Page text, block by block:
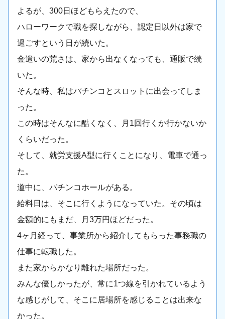
よるが、300日ほどもらえたので、
ハローワークで職を探しながら、認定日以外は家で
過ごすという日が続いた。
金遣いの荒さは、家から出なくなっても、通販で続
いた。
そんな時、私はパチンコとスロットに出会ってしま
った。
この時はそんなに酷くなく、月1回行くか行かないか
くらいだった。
そして、就労支援A型に行くことになり、電車で通っ
た。
道中に、パチンコホールがある。
給料日は、そこに行くようになっていた。その頃は
金額的にもまだ、月3万円ほどだった。
4ヶ月経って、事業所から紹介してもらった事務職の
仕事に転職した。
また家からかなり離れた場所だった。
みんな優しかったが、常に1つ線を引かれているよう
な感じがして、そこに居場所を感じることは出来な
かった。